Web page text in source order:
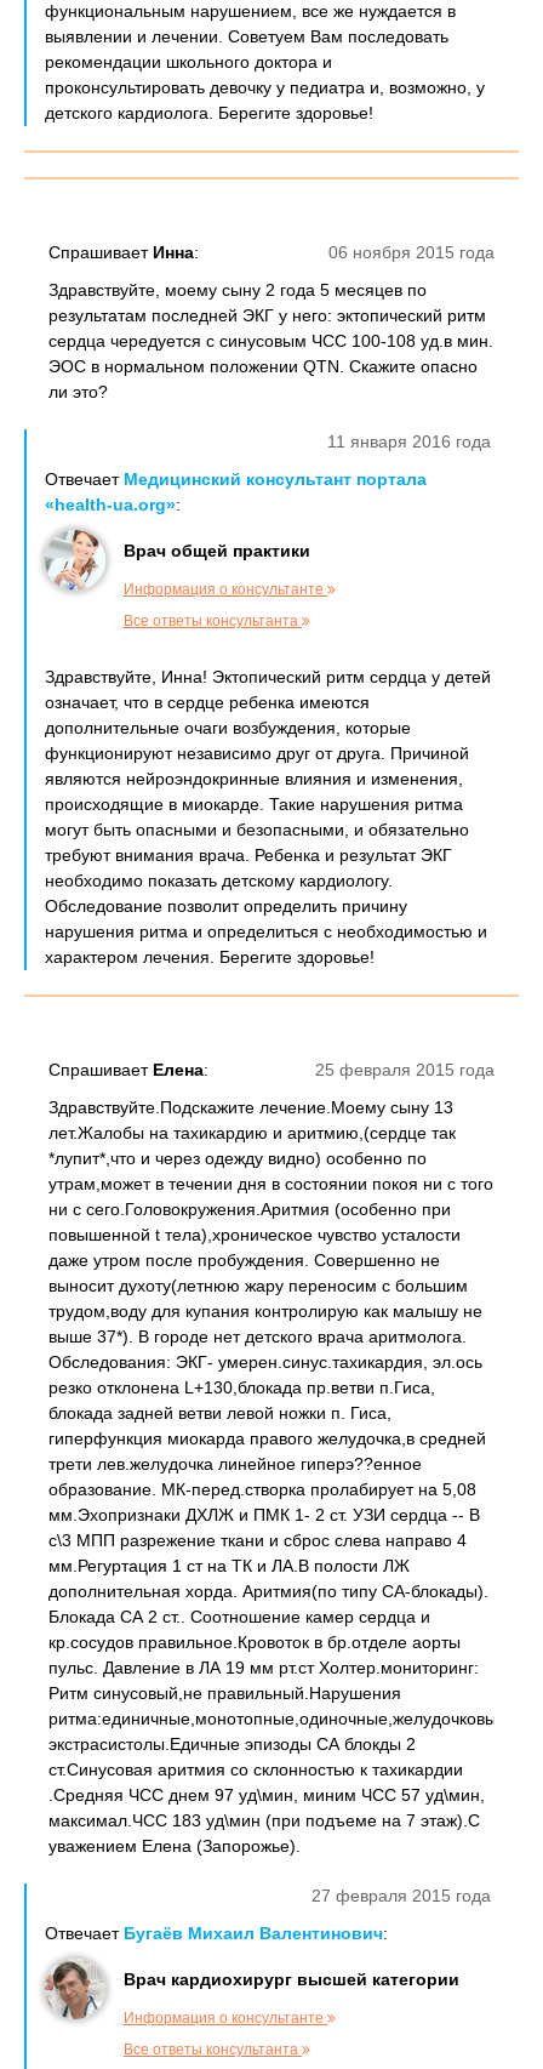
функциональным нарушением, все же нуждается в
выявлении и лечении. Советуем Вам последовать
рекомендации школьного доктора и
проконсультировать девочку у педиатра и, возможно, у
детского кардиолога. Берегите здоровье!
06 ноября 2015 года
Спрашивает Инна:
Здравствуйте, моему сыну 2 года 5 месяцев по
результатам последней ЭКГ у него: эктопический ритм
сердца чередуется с синусовым ЧСС 100-108 уд.в мин.
ЭОС в нормальном положении QTN. Скажите опасно
ли это?
11 января 2016 года
Отвечает Медицинский консультант портала
«health-ua.org»:
Врач общей практики
Информация о консультанте
Все ответы консультанта
Здравствуйте, Инна! Эктопический ритм сердца у детей
означает, что в сердце ребенка имеются
дополнительные очаги возбуждения, которые
функционируют независимо друг от друга. Причиной
являются нейроэндокринные влияния и изменения,
происходящие в миокарде. Такие нарушения ритма
могут быть опасными и безопасными, и обязательно
требуют внимания врача. Ребенка и результат ЭКГ
необходимо показать детскому кардиологу.
Обследование позволит определить причину
нарушения ритма и определиться с необходимостью и
характером лечения. Берегите здоровье!
25 февраля 2015 года
Спрашивает Елена:
Здравствуйте.Подскажите лечение.Моему сыну 13
лет.Жалобы на тахикардию и аритмию,(сердце так
*лупит*,что и через одежду видно) особенно по
утрам,может в течении дня в состоянии покоя ни с того
ни с сего.Головокружения.Аритмия (особенно при
повышенной t тела),хроническое чувство усталости
даже утром после пробуждения. Совершенно не
выносит духоту(летнюю жару переносим с большим
трудом,воду для купания контролирую как малышу не
выше 37*). В городе нет детского врача аритмолога.
Обследования: ЭКГ- умерен.синус.тахикардия, эл.ось
резко отклонена L+130,блокада пр.ветви п.Гиса,
блокада задней ветви левой ножки п. Гиса,
гиперфункция миокарда правого желудочка,в средней
трети лев.желудочка линейное гиперэ??енное
образование. МК-перед.створка пролабирует на 5,08
мм.Эхопризнаки ДХЛЖ и ПМК 1- 2 ст. УЗИ сердца -- В
с\3 МПП разрежение ткани и сброс слева направо 4
мм.Регуртация 1 ст на ТК и ЛА.В полости ЛЖ
дополнительная хорда. Аритмия(по типу СА-блокады).
Блокада СА 2 ст.. Соотношение камер сердца и
кр.сосудов правильное.Кровоток в бр.отделе аорты
пульс. Давление в ЛА 19 мм рт.ст Холтер.мониторинг:
Ритм синусовый,не правильный.Нарушения
ритма:единичные,монотопные,одиночные,желудочковые
экстрасистолы.Едичные эпизоды СА блокды 2
ст.Синусовая аритмия со склонностью к тахикардии
.Средняя ЧСС днем 97 уд\мин, миним ЧСС 57 уд\мин,
максимал.ЧСС 183 уд\мин (при подъеме на 7 этаж).С
уважением Елена (Запорожье).
27 февраля 2015 года
Отвечает Бугаёв Михаил Валентинович:
Врач кардиохирург высшей категории
Информация о консультанте
Все ответы консультанта